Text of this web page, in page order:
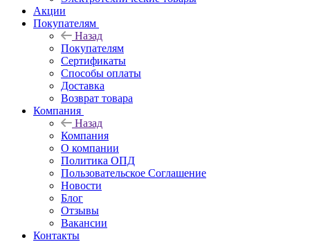
Акции
Покупателям
Назад
Покупателям
Сертификаты
Способы оплаты
Доставка
Возврат товара
Компания
Назад
Компания
О компании
Политика ОПД
Пользовательское Соглашение
Новости
Блог
Отзывы
Вакансии
Контакты